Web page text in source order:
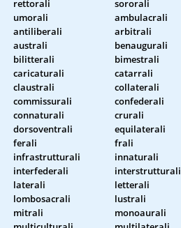
rettorali
sororali
umorali
ambulacrali
antiliberali
arbitrali
australi
benaugurali
bilitterali
bimestrali
caricaturali
catarrali
claustrali
collaterali
commissurali
confederali
connaturali
crurali
dorsoventrali
equilaterali
ferali
frali
infrastrutturali
innaturali
interfederali
interstrutturali
laterali
letterali
lombosacrali
lustrali
mitrali
monoaurali